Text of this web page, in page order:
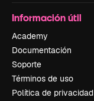
Información útil
Academy
Documentación
Soporte
Términos de uso
Política de privacidad